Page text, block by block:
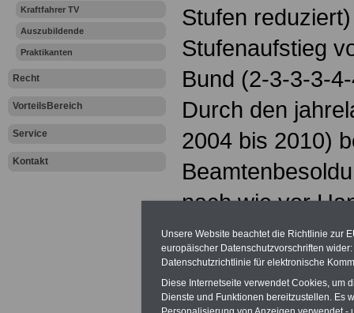
Kraftfahrer TV
Auszubildende
Praktikanten
Recht
VorteilsBereich
Service
Kontakt
Stufen
Stufenaufstieg
Bund (2-3-3-3-
Durch den
2004 bis 2010)
nach wie vor
Tarifergebnis
und 2023
Die neu
Unsere Website beachtet die Richtlinie zur
europäischer Datenschutzvorschriften
Datenschutzrichtlinie für elektronische
Diese Internetseite verwendet Cookies, um
Dienste und Funktionen bereitzustellen. Es